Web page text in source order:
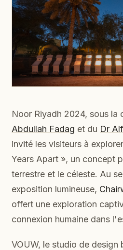
Noor Riyadh 2024, sous la
Abdullah Fadag et du Dr
invité les visiteurs à
Years Apart », un concept
terrestre et le céleste. Au
exposition lumineuse,
offert une exploration
connexion humaine dans
VOUW, le studio de design